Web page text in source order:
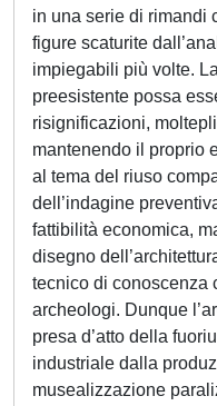
in una serie di rimandi
figure scaturite
impiegabili più volte.
preesistente possa
risignificazioni,
mantenendo il proprio
al tema del riuso
dell’indagine
fattibilità economica,
disegno
tecnico di conoscenza
archeologi. Dunque
presa d’atto della
industriale dalla
musealizzazione